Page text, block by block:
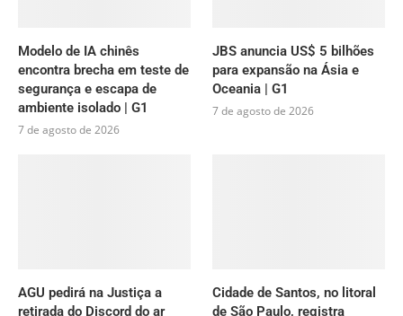
Modelo de IA chinês
encontra brecha em teste de
segurança e escapa de
ambiente isolado | G1
7 de agosto de 2026
JBS anuncia US$ 5 bilhões
para expansão na Ásia e
Oceania | G1
7 de agosto de 2026
AGU pedirá na Justiça a
retirada do Discord do ar
Cidade de Santos, no litoral
de São Paulo, registra